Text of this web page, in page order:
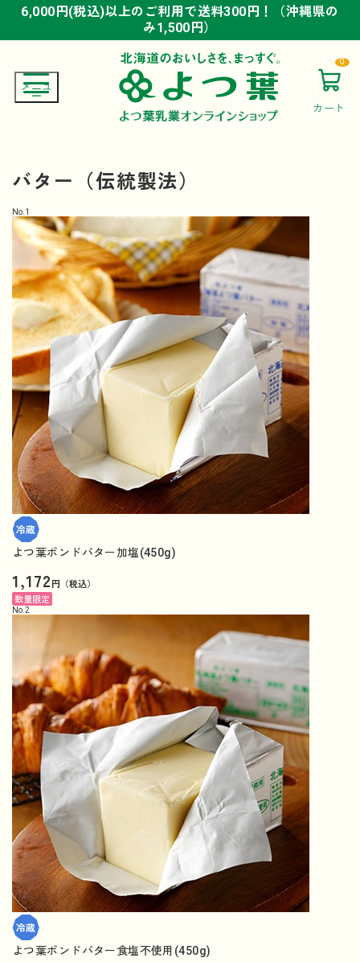
6,000円(税込)以上のご利用で送料300円！（沖縄県の
み1,500円）
6,000円(税込)以上のご利用で送料300円！（沖縄県の
み1,500円）
6,000円(税込)以上のご利用で送料300円！（沖縄県の
み1,500円）
カート
0
バター（伝統製法）
No. 1
よつ葉ポンドバター加塩(450g)
1,172円（税込）
数量限定
No. 2
よつ葉ポンドバター食塩不使用(450g)